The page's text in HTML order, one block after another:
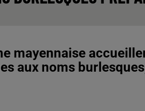
mayennaise
aux noms